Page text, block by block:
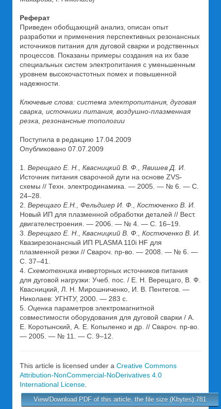
Реферат
Приведен обобщающий анализ, описан опыт
разработки и применения перспективных резонансных
источников питания для дуговой сварки и родственных
процессов. Показаны примеры создания на их базе
специальных систем электропитания с уменьшенным
уровнем высокочастотных помех и повышенной
надежности.
Ключевые слова: система электропитания, дуговая
сварка, источники питания, воздушно-плазменная
резка, резонансные топологии
Поступила в редакцию 17.04.2009
Опубликовано 07.07.2009
1. Верещаго Е. Н., Квасницкий В. Ф., Явишев Д. И.
Источник питания сварочной дуги на основе ZVS-
схемы // Техн. электродинамика. — 2005. — № 6. — С.
24–28.
2. Верещаго Е.Н., Фельдшер И. Ф., Костюченко В. И.
Новый ИП для плазменной обработки деталей // Вест.
двигателестроения. — 2006. — № 4. — С. 16–19.
3. Верещаго Е. Н., Квасницкий В. Ф., Костюченко В. И.
Квазирезонансный ИП PLASMA 110i HF для
плазменной резки // Свароч. пр-во. — 2008. — № 6. —
С. 37–41.
4. Схемотехника инверторных источников питания
для дуговой нагрузки: Учеб. пос. / Е. Н. Верещаго, В. Ф.
Квасницкий, Л. Н. Мирошниченко, И. В. Пентегов. —
Николаев: УГНТУ, 2000. — 283 с.
5. Оценка параметров электромагнитной
совместимости оборудования для дуговой сварки / А.
Е. Коротынский, А. Е. Копыленко и др. // Свароч. пр-во.
— 2005. — № 11. — С. 9–12.
This article is licensed under a Creative Commons
Attribution-NonCommercial-NoDerivatives 4.0
International License
View/Download PDF of this article, the file size (Kbytes):781